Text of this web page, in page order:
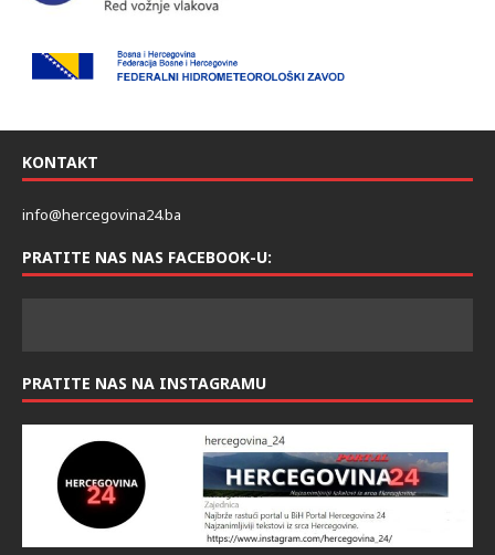
KONTAKT
info@hercegovina24.ba
PRATITE NAS NAS FACEBOOK-U:
PRATITE NAS NA INSTAGRAMU